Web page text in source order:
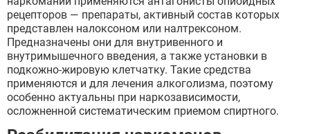
рецепторов — препараты, активный состав которых
представлен налоксоном или налтрексоном.
Предназначены они для внутривенного и
внутримышечного введения, а также установки в
подкожно-жировую клетчатку. Такие средства
применяются и для лечения алкоголизма, поэтому
особенно актуальны при наркозависимости,
осложненной систематическим приемом спиртного.